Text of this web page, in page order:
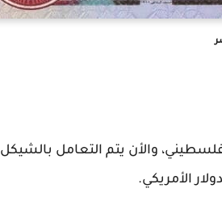
والأن يتم التعامل بالشيكل
الأمريكي.